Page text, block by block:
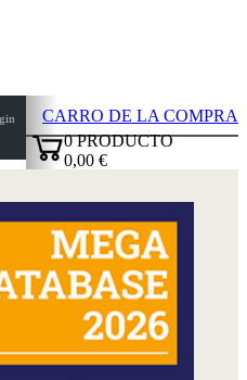
CARRO DE LA COMPRA
0PRODUCTO
0,00 €